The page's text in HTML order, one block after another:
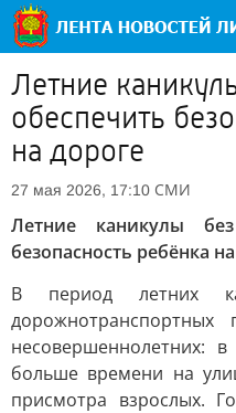
Летние
обеспечить
на дороге
27 мая 2026, 17:10 СМИ
Летние каникулы
безопасность ребёнка
В период летних
дорожнотранспортных
несовершеннолетних:
больше времени на
присмотра взрослых.